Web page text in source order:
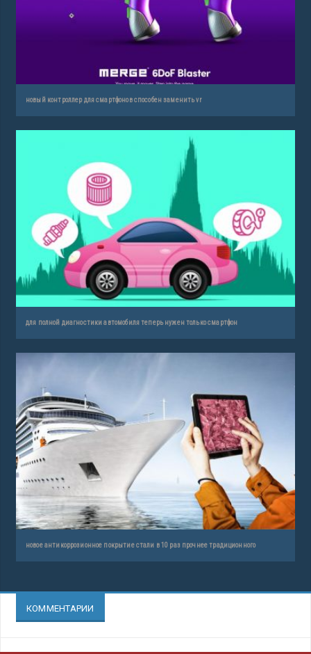
новый контроллер для смартфонов способен заменить vr
для полной диагностики автомобиля теперь нужен только смартфон
новое антикоррозионное покрытие стали в 10 раз прочнее традиционного
КОММЕНТАРИИ